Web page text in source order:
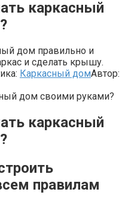
каркасный
дом правильно и
и сделать крышу.
Каркасный домАвтор:
каркасный
правилам